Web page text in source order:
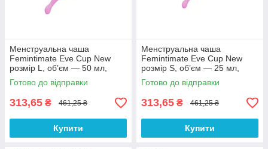
Менструальна чаша
Femintimate Eve Cup New
розмір L, об’єм — 50 мл,
ергономічний дизайн 100%
Анонімності
Готово до відправки
313,65 ₴ 461,25 ₴
Купити
Менструальна чаша
Femintimate Eve Cup New
розмір S, об’єм — 25 мл,
ергономічний дизайн 100%
Анонімності
Готово до відправки
313,65 ₴ 461,25 ₴
Купити